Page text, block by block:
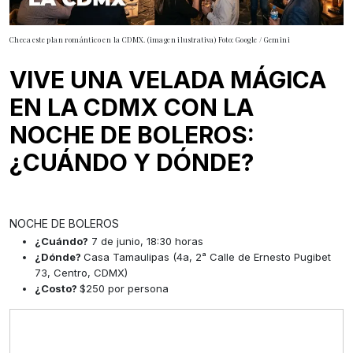
Checa este plan romántico en la CDMX. (imagen ilustrativa) Foto: Google / Gemini
VIVE UNA VELADA MÁGICA
EN LA CDMX CON LA
NOCHE DE BOLEROS:
¿CUÁNDO Y DÓNDE?
NOCHE DE BOLEROS
¿Cuándo? 7 de junio, 18:30 horas
¿Dónde? Casa Tamaulipas (4a, 2ᵃ Calle de Ernesto Pugibet
73, Centro, CDMX)
¿Costo? $250 por persona